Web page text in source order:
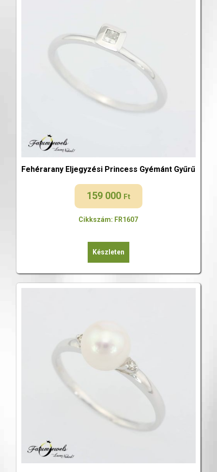
Fehérarany Eljegyzési Princess Gyémánt Gyűrű
159 000 Ft
Cikkszám: FR1607
Készleten